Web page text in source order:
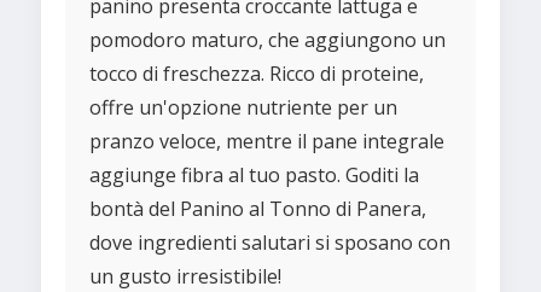
panino presenta croccante lattuga e
pomodoro maturo, che aggiungono un
tocco di freschezza. Ricco di proteine,
offre un'opzione nutriente per un
pranzo veloce, mentre il pane integrale
aggiunge fibra al tuo pasto. Goditi la
bontà del Panino al Tonno di Panera,
dove ingredienti salutari si sposano con
un gusto irresistibile!